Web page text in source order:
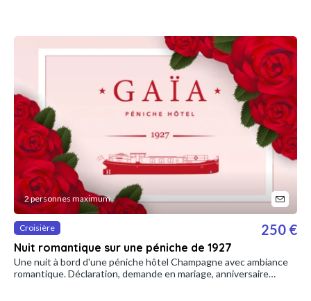
2 personnes maximum
Croisière
Nuit romantique sur une péniche de 1927
250 €
Une nuit à bord d'une péniche hôtel Champagne avec ambiance
romantique. Déclaration, demande en mariage, anniversaire…